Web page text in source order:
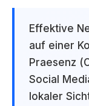
Effektive
auf einer
Praesenz
Social
lokaler